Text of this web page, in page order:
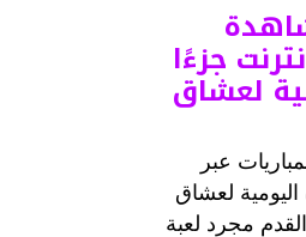
جزءًا
لعشاق
عبر
اليومية لعشاق
مجرد لعبة